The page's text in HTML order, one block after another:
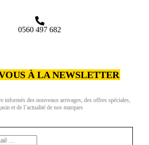
0560 497 682
À LA NEWSLETTER
informés des nouveaux arrivages, des offres spéciales,
et de l’actualité de nos marques